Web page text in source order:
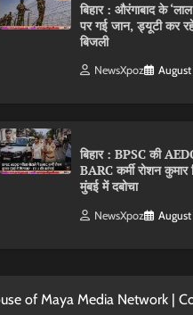
बिहार : औरंगाबाद के
पर गई जान, ड्यूटी कर
बिजली
NewsXpoz
बिहार : BPSC की
BARC कर्मी रोशन
मुंबई में दबोचा
NewsXpoz
of Maya Media Network |